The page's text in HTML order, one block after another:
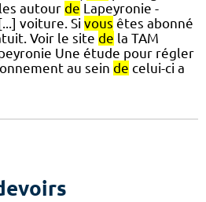
autour de Lapeyronie -
voiture. Si vous êtes abonné
Voir le site de la TAM
Une étude pour régler
au sein de celui-ci a